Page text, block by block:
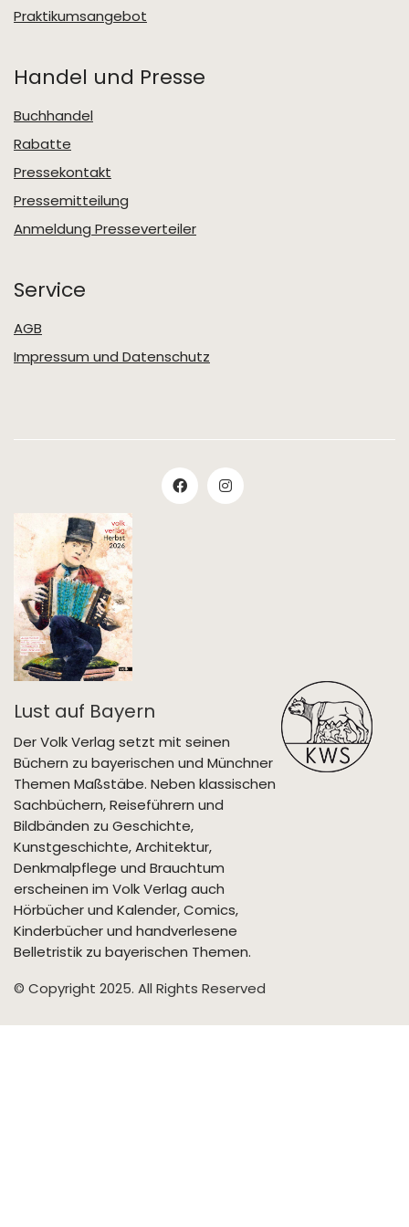
Praktikumsangebot
Handel und Presse
Buchhandel
Rabatte
Pressekontakt
Pressemitteilung
Anmeldung Presseverteiler
Service
AGB
Impressum und Datenschutz
Lust auf Bayern
Der Volk Verlag setzt mit seinen
Büchern zu bayerischen und Münchner
Themen Maßstäbe. Neben klassischen
Sachbüchern, Reiseführern und
Bildbänden zu Geschichte,
Kunstgeschichte, Architektur,
Denkmalpflege und Brauchtum
erscheinen im Volk Verlag auch
Hörbücher und Kalender, Comics,
Kinderbücher und handverlesene
Belletristik zu bayerischen Themen.
© Copyright 2025. All Rights Reserved